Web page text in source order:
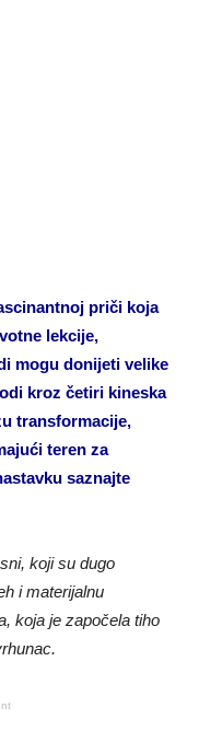
priči koja
lekcije,
mogu donijeti velike
kroz četiri kineska
transformacije,
teren za
saznajte
koji su dugo
i materijalnu
koja je započela tiho